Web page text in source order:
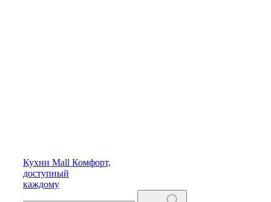
Кухни Mall Комфорт,
доступный
каждому